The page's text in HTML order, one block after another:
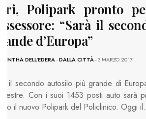
Polipark pronto
“Sarà il
d’Europa”
DELL'EDERA-DALLA CITTÀ- 3 MARZO 2017
il secondo autosilo più grande di
Con i suoi 1453 posti auto sarà
il nuovo Polipark del Policlinico. Oggi